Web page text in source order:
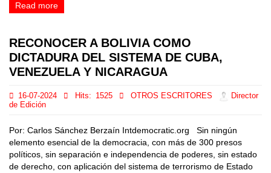
Read more
RECONOCER A BOLIVIA COMO
DICTADURA DEL SISTEMA DE CUBA,
VENEZUELA Y NICARAGUA
16-07-2024 Hits: 1525 OTROS ESCRITORES
Director
de Edición
Por: Carlos Sánchez Berzaín Intdemocratic.org Sin ningún
elemento esencial de la democracia, con más de 300 presos
políticos, sin separación e independencia de poderes, sin estado
de derecho, con aplicación del sistema de terrorismo de Estado